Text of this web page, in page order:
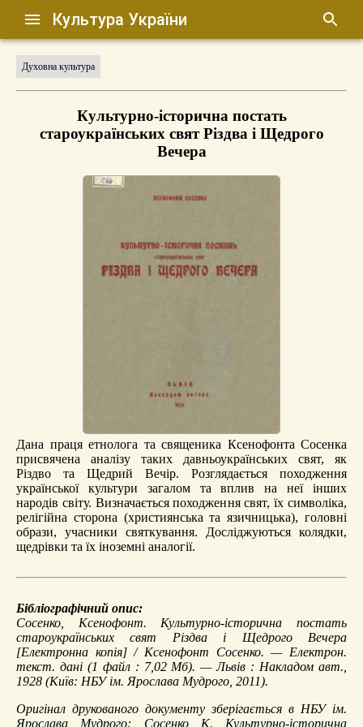
Культура України
Духовна культура
Культурно-історична постать
староукраїнських свят Різдва і Щедрого
Вечера
Дана праця етнолога та священика Ксенофонта Сосенка
присвячена аналізу таких давньоукраїнських свят, як
Різдво та Щедрий Вечір. Розглядається походження
української культури загалом та вплив на неї інших
народів світу. Визначається походження свят, їх символіка,
релігійна сторона (християнська та язичницька), головні
образи, учасники святкування. Досліджуються колядки,
щедрівки та їх іноземні аналогії.
Бібліографічний опис:
Сосенко, Ксенофонт. Культурно-історична постать
староукраїнських свят Різдва і Щедрого Вечера
[Електронна копія] / Ксенофонт Сосенко. — Електрон.
текст. дані (1 файл : 7,02 Мб). — Львів : Накладом авт.,
1928 (Київ: НБУ ім. Ярослава Мудрого, 2011).
Оригінал друкованого документу зберігається в НБУ ім.
Ярослава Мудрого: Сосенко К. Культурно-історична